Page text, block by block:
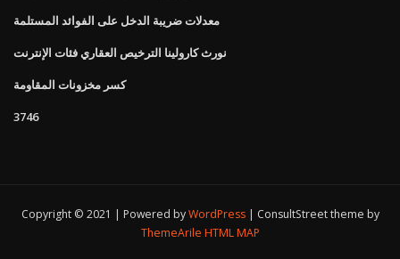
معدلات ضريبة الدخل على الفوائد المستلمة
نورث كارولينا الترخيص العقاري فئات الإنترنت
كسر مخزونات المقاومة
3746
Copyright © 2021 | Powered byWordPress
ConsultStreet theme by
ThemeArile HTML MAP